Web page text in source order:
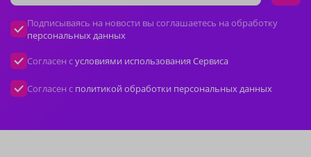
Подписываясь на новости вы соглашаетесь на обработку
персональных данных
Согласен сусловиями использования Сервиса
Согласен с политикой обработки персональных данных